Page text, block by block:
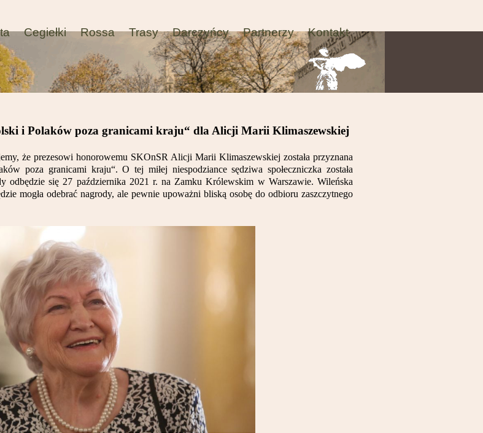
Cegiełki Rossa Trasy Darczyńcy Partnerzy Kontakt
i Polaków poza granicami kraju“ dla Alicji Marii Klimaszewskiej
że prezesowi honorowemu SKOnSR Alicji Marii Klimaszewskiej została przyznana
poza granicami kraju“. O tej miłej niespodziance sędziwa społeczniczka została
odbędzie się 27 października 2021 r. na Zamku Królewskim w Warszawie. Wileńska
mogła odebrać nagrody, ale pewnie upoważni bliską osobę do odbioru zaszczytnego